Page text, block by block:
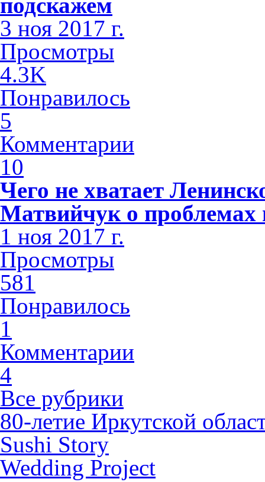
3 ноя 2017 г.
Просмотры
4.3K
Понравилось
5
Комментарии
10
Чего не хватает
Матвийчук о проблемах
1 ноя 2017 г.
Просмотры
581
Понравилось
1
Комментарии
4
Все рубрики
80-летие Иркутской
Sushi Story
Wedding Project